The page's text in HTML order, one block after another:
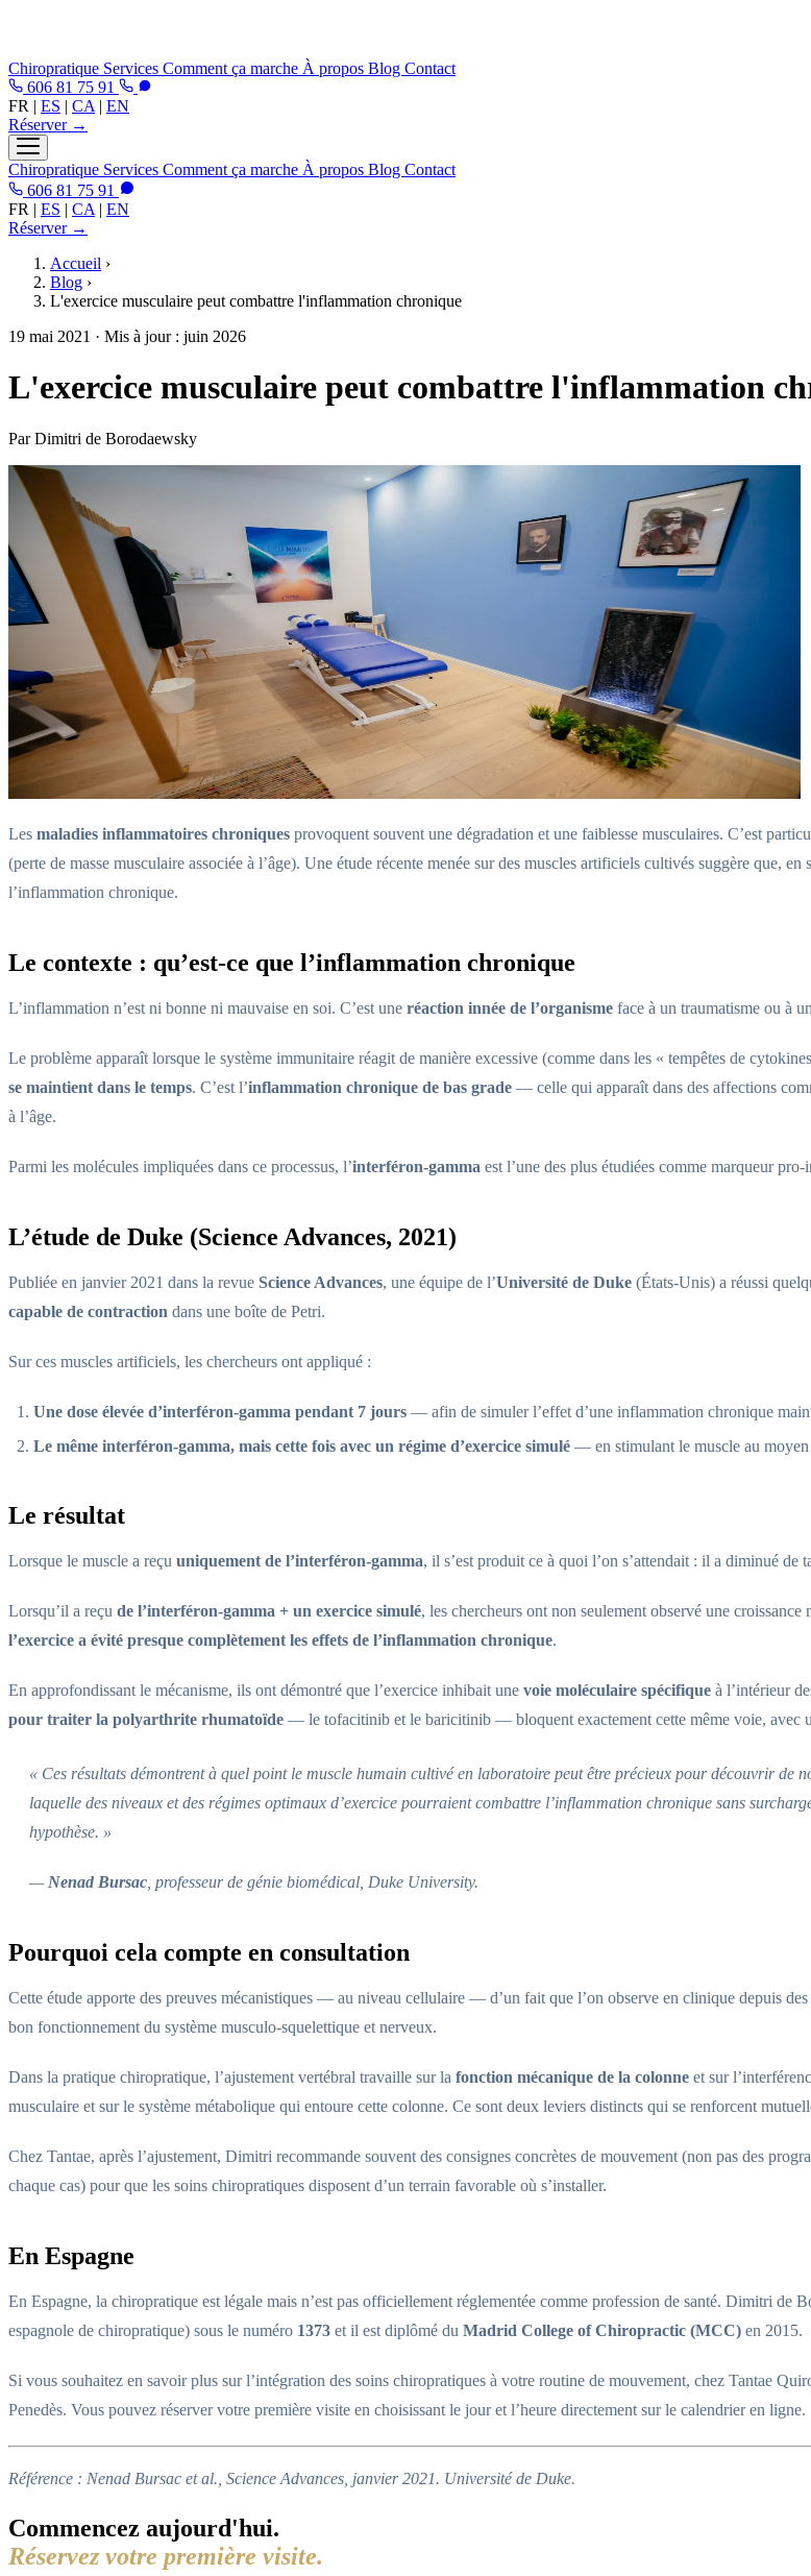
Chiropratique Services Comment ça marche À propos Blog Contact
606 81 75 91
FR | ES | CA | EN
Réserver →
Chiropratique Services Comment ça marche À propos Blog Contact
606 81 75 91
FR | ES | CA | EN
Réserver →
Accueil ›
Blog ›
L'exercice musculaire peut combattre l'inflammation chronique
19 mai 2021 · Mis à jour : juin 2026
L'exercice musculaire peut combattre l'inflammation
Par Dimitri de Borodaewsky
Les maladies inflammatoires chroniques provoquent souvent une dégradation et une faiblesse musculaires. C’est
(perte de masse musculaire associée à l’âge). Une étude récente menée sur des muscles artificiels cultivés suggère que,
l’inflammation chronique.
Le contexte : qu’est-ce que l’inflammation chronique
L’inflammation n’est ni bonne ni mauvaise en soi. C’est une réaction innée de l’organisme face à un traumatisme ou à
Le problème apparaît lorsque le système immunitaire réagit de manière excessive (comme dans les « tempêtes de
se maintient dans le temps. C’est l’inflammation chronique de bas grade — celle qui apparaît dans des affections
à l’âge.
Parmi les molécules impliquées dans ce processus, l’interféron-gamma est l’une des plus étudiées comme marqueur
L’étude de Duke (Science Advances, 2021)
Publiée en janvier 2021 dans la revue Science Advances, une équipe de l’Université de Duke (États-Unis) a réussi
capable de contraction dans une boîte de Petri.
Sur ces muscles artificiels, les chercheurs ont appliqué :
Une dose élevée d’interféron-gamma pendant 7 jours — afin de simuler l’effet d’une inflammation chronique
Le même interféron-gamma, mais cette fois avec un régime d’exercice simulé — en stimulant le muscle au moyen
Le résultat
Lorsque le muscle a reçu uniquement de l’interféron-gamma, il s’est produit ce à quoi l’on s’attendait : il a diminué de
Lorsqu’il a reçu de l’interféron-gamma + un exercice simulé, les chercheurs ont non seulement observé une
l’exercice a évité presque complètement les effets de l’inflammation chronique.
En approfondissant le mécanisme, ils ont démontré que l’exercice inhibait une voie moléculaire spécifique à l’intérieur
pour traiter la polyarthrite rhumatoïde — le tofacitinib et le baricitinib — bloquent exactement cette même voie, avec
« Ces résultats démontrent à quel point le muscle humain cultivé en laboratoire peut être précieux pour découvrir de
laquelle des niveaux et des régimes optimaux d’exercice pourraient combattre l’inflammation chronique sans
hypothèse. »
— Nenad Bursac , professeur de génie biomédical, Duke University.
Pourquoi cela compte en consultation
Cette étude apporte des preuves mécanistiques — au niveau cellulaire — d’un fait que l’on observe en clinique depuis des
bon fonctionnement du système musculo-squelettique et nerveux.
Dans la pratique chiropratique, l’ajustement vertébral travaille sur la fonction mécanique de la colonne et sur
musculaire et sur le système métabolique qui entoure cette colonne. Ce sont deux leviers distincts qui se renforcent
Chez Tantae, après l’ajustement, Dimitri recommande souvent des consignes concrètes de mouvement (non pas des
chaque cas) pour que les soins chiropratiques disposent d’un terrain favorable où s’installer.
En Espagne
En Espagne, la chiropratique est légale mais n’est pas officiellement réglementée comme profession de santé. Dimitri de
espagnole de chiropratique) sous le numéro 1373 et il est diplômé du Madrid College of Chiropractic (MCC) en 2015.
Si vous souhaitez en savoir plus sur l’intégration des soins chiropratiques à votre routine de mouvement, chez Tantae
Penedès. Vous pouvez réserver votre première visite en choisissant le jour et l’heure directement sur le calendrier en ligne.
Référence : Nenad Bursac et al., Science Advances, janvier 2021. Université de Duke.
Commencez aujourd'hui.
Réservez votre première visite.